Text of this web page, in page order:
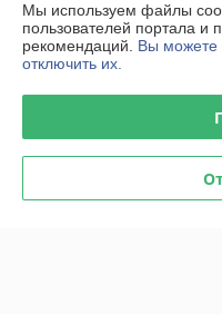
Полная версия сайта
Сайт создан на
Мы используем файлы
пользователей портала и
рекомендаций. Вы можете
отключить их.